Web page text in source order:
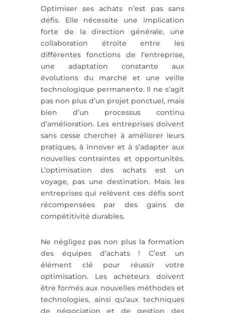
Optimiser ses achats n’est pas sans
défis. Elle nécessite une implication
forte de la direction générale, une
collaboration étroite entre les
différentes fonctions de l’entreprise,
une adaptation constante aux
évolutions du marché et une veille
technologique permanente. Il ne s’agit
pas non plus d’un projet ponctuel, mais
bien d’un processus continu
d’amélioration. Les entreprises doivent
sans cesse chercher à améliorer leurs
pratiques, à innover et à s’adapter aux
nouvelles contraintes et opportunités.
L’optimisation des achats est un
voyage, pas une destination. Mais les
entreprises qui relèvent ces défis sont
récompensées par des gains de
compétitivité durables.
Ne négligez pas non plus la formation
des équipes d’achats ! C’est un
élément clé pour réussir votre
optimisation. Les acheteurs doivent
être formés aux nouvelles méthodes et
technologies, ainsi qu’aux techniques
de négociation et de gestion des